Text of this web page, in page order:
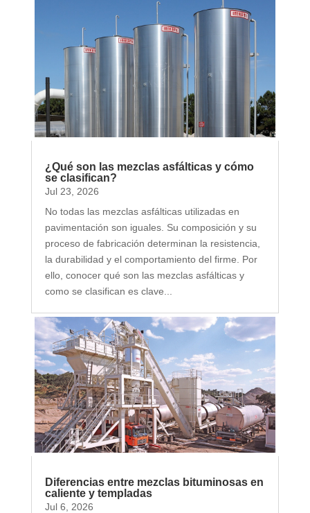
¿Qué son las mezclas asfálticas y cómo
se clasifican?
Jul 23, 2026
No todas las mezclas asfálticas utilizadas en
pavimentación son iguales. Su composición y su
proceso de fabricación determinan la resistencia,
la durabilidad y el comportamiento del firme. Por
ello, conocer qué son las mezclas asfálticas y
como se clasifican es clave...
Diferencias entre mezclas bituminosas en
caliente y templadas
Jul 6, 2026